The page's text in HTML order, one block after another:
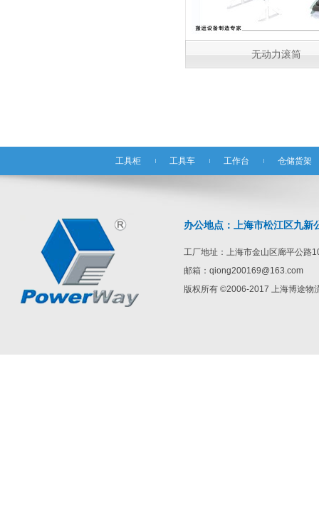
无动力滚筒
工具柜 工具车 工作台 仓储货架
办公地点：上海市松江区九
工厂地址：上海市金山区廊平公路
邮箱：qiong200169@163.com
版权所有 ©2006-2017 上海博途物